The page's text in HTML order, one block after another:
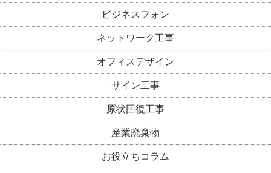
ビジネスフォン
ネットワーク工事
オフィスデザイン
サイン工事
原状回復工事
産業廃棄物
お役立ちコラム